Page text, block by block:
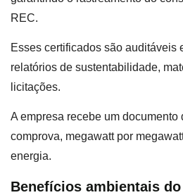
REC.
Esses certificados são auditáveis
relatórios de sustentabilidade,
licitações.
A empresa recebe um
comprova, megawatt por
energia.
Benefícios ambientais